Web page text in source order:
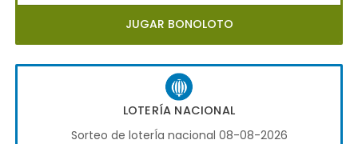
JUGAR BONOLOTO
LOTERÍA NACIONAL
Sorteo de loterÍa nacional 08-08-2026